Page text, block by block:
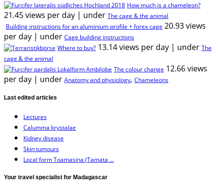
How much is a chameleon?
21.45 views per day | under The cage & the animal
Building instructions for an aluminium profile + forex cage 20.93 views
per day | under Cage building instructions
Where to buy? 13.14 views per day | under The
cage & the animal
The colour change 12.66 views
per day | under Anatomy and physiology, Chameleons
Last edited articles
Lectures
Calumma krystalae
Kidney disease
Skin tumours
Local form Toamasina (Tamata ...
Your travel specialist for Madagascar